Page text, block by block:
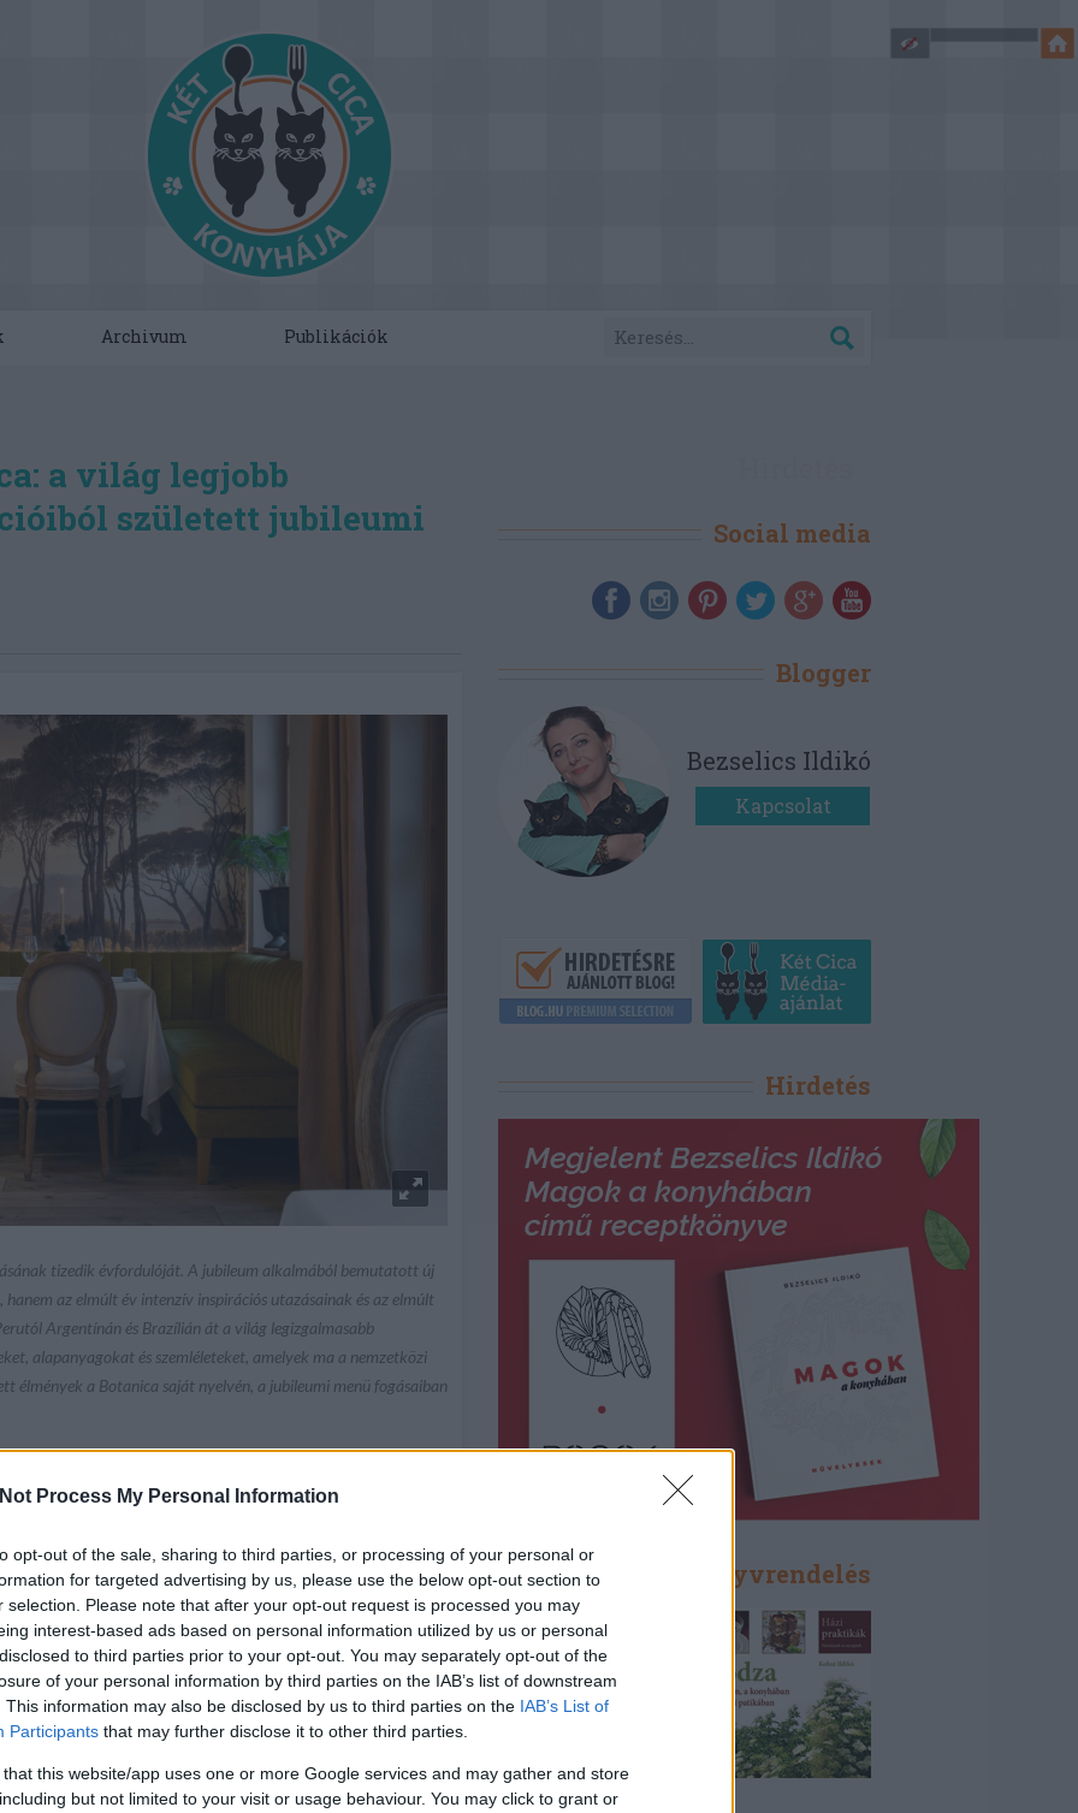
Process My Personal Information
opt-out of the sale, sharing to third parties, or processing of your personal or
for targeted advertising by us, please use the below opt-out section to
selection. Please note that after your opt-out request is processed you may
interest-based ads based on personal information utilized by us or personal
to third parties prior to your opt-out. You may separately opt-out of the
of your personal information by third parties on the IAB’s list of downstream
This information may also be disclosed by us to third parties on the IAB’s List of
Participants that may further disclose it to other third parties.
that this website/app uses one or more Google services and may gather and store
but not limited to your visit or usage behaviour. You may click to grant or
Archivum Publikációk
a világ legjobb
született jubileumi
tizedik évfordulóját. A jubileum alkalmából bemutatott új
hanem az elmúlt év intenzív inspirációs utazásainak és az elmúlt
Argentínán és Brazílián át a világ legizgalmasabb
alapanyagokat és szemléleteket, amelyek ma a nemzetközi
élmények a Botanica saját nyelvén, a jubileumi menü fogásaiban
kíváncsiság hajtja a
indult útjára Dánszentmiklóson: létrehozni egy olyan
vendéglátás harmonikus egységet alkot. Azóta a
meghatározó szereplőjévé vált, hanem olyan úti céllá is,
pontjairól és külföldről is érkeznek.
ahhoz az értékhez, amely az elmúlt évtized során
Az elmúlt évben Munk Tamás séf és a
vettek részt, hogy a világ legelismertebb éttermeiben
Social media
Blogger
Bezselics Ildikó
Kapcsolat
Hirdetés
Könyvrendelés